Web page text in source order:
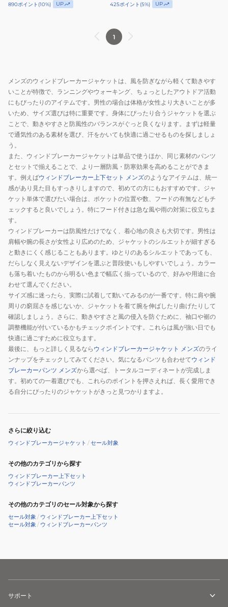
890ポイント (10%) UP
425ポイント (5%) UP
1
メンズのウィンドブレーカージャケットは、風を防ぎながら軽くて動きやす
いことが特徴で、ランニングやウォーキング、ちょっとしたアウトドア活動
にもぴったりのアイテムです。男性の場合は体格が女性より大きいことが多
いため、サイズ選びは特に重要です。身体にぴったり合うジャケットを選ぶ
ことで、動きやすさと防風性のバランスがぐっと良くなります。まずは軽量
で通気性のある素材を選び、汗をかいても快適に過ごせるものを探しましょ
う。
また、ウィンドブレーカージャケットは単品で使うほか、同じ素材のパンツ
とセットで揃えることで、より一層防風・防寒効果を高めることができま
す。例えばウィンドブレーカー上下セット メンズのようなアイテムは、統一
感があり見た目もすっきりしますので、初めての方にもおすすめです。ジャ
ケット単体で選びたい場合は、ポケットの位置や数、フードの有無などもチ
ェックすると良いでしょう。特にフード付きは急な風や雨の対策に役立ちま
す。
ウィンドブレーカーは防風性だけでなく、着心地の良さも大切です。男性は
肩幅や腕の長さが女性より広めのため、ジャケットのシルエットが細すぎる
と動きにくく感じることもあります。ゆとりのあるシルエットであっても、
だらしなく見えないデザインを選ぶと普段使いもしやすいでしょう。カラー
も落ち着いたものから明るい色まで幅広く揃っているので、好みや用途に合
わせて選んでください。
サイズ感に迷ったら、実際に試着して動いてみるのが一番です。特に肩や腕
周りの窮屈さを感じないか、ジャケットを着て腕を伸ばしたり曲げたりして
確認しましょう。さらに、動きやすさと風の侵入を防ぐために、袖口や裾の
調整機能が付いているかもチェックポイントです。これらは風が強い日でも
快適に過ごすために役立ちます。
最後に、もっと詳しく見るなら ウィンドブレーカージャケット メンズのライ
ンナップをチェックしてみてください。気になるパンツも合わせてウィンド
ブレーカーパンツ メンズから選べば、トータルコーディネートが完成しま
す。初めての一着選びでも、これらのポイントを押さえれば、長く愛用でき
る自分にぴったりのジャケットがきっと見つかりますよ。
さらに絞り込む
ウィンドブレーカージャケット /セール対象
その他のカテゴリから探す
ウィンドブレーカー上下セット
ウィンドブレーカーパンツ
その他のカテゴリのセール対象から探す
セール対象 / ウィンドブレーカー上下セット
セール対象 / ウィンドブレーカーパンツ
サポート